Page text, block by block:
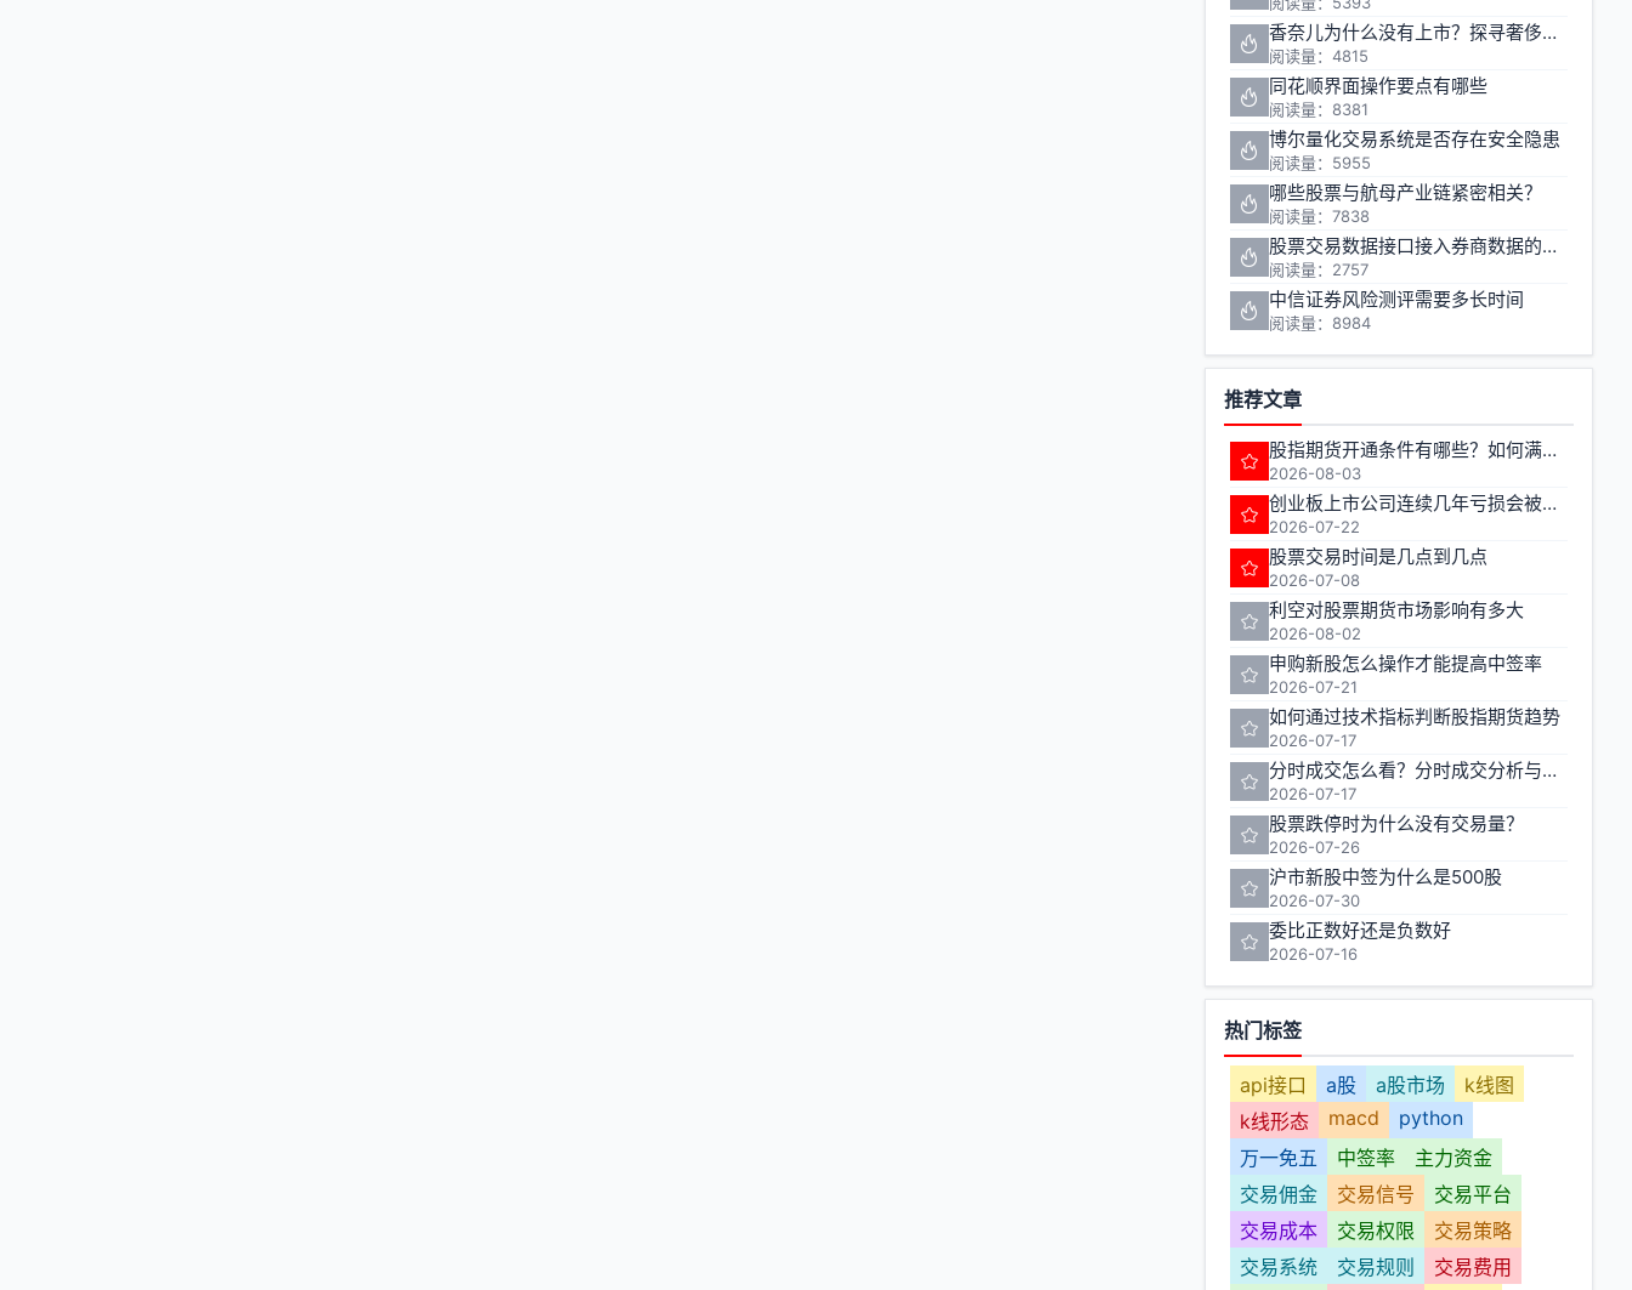
香奈儿为什么没有上市？探寻奢侈品巨头的资本之路
阅读量：4815
同花顺界面操作要点有哪些
阅读量：8381
博尔量化交易系统是否存在安全隐患
阅读量：5955
哪些股票与航母产业链紧密相关？
阅读量：7838
股票交易数据接口接入券商数据的方法有哪些
阅读量：2757
中信证券风险测评需要多长时间
阅读量：8984
推荐文章
股指期货开通条件有哪些？如何满足期货交易准入要求？
2026-08-03
创业板上市公司连续几年亏损会被实施退市风险警示
2026-07-22
股票交易时间是几点到几点
2026-07-08
利空对股票期货市场影响有多大
2026-08-02
申购新股怎么操作才能提高中签率
2026-07-21
如何通过技术指标判断股指期货趋势
2026-07-17
分时成交怎么看？分时成交分析与实战技巧
2026-07-17
股票跌停时为什么没有交易量？
2026-07-26
沪市新股中签为什么是500股
2026-07-30
委比正数好还是负数好
2026-07-16
热门标签
api接口 a股 a股市场
k线图
k线形态
macd
python
万一免五
中签率
主力资金
交易佣金
交易信号
交易平台
交易成本
交易权限
交易策略
交易系统
交易规则
交易费用